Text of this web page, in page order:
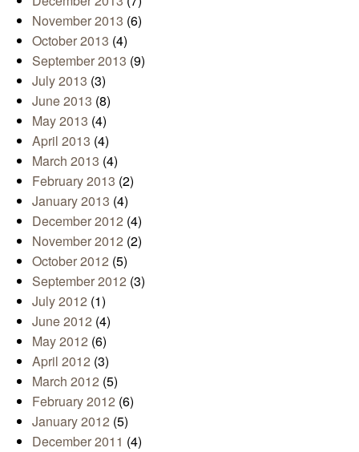
November 2013 (6)
October 2013 (4)
September 2013 (9)
July 2013 (3)
June 2013 (8)
May 2013 (4)
April 2013 (4)
March 2013 (4)
February 2013 (2)
January 2013 (4)
December 2012 (4)
November 2012 (2)
October 2012 (5)
September 2012 (3)
July 2012 (1)
June 2012 (4)
May 2012 (6)
April 2012 (3)
March 2012 (5)
February 2012 (6)
January 2012 (5)
December 2011 (4)